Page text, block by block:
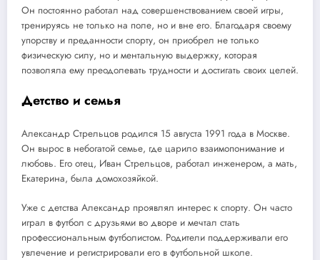
Он постоянно работал над совершенствованием своей игры,
тренируясь не только на поле, но и вне его. Благодаря своему
упорству и преданности спорту, он приобрел не только
физическую силу, но и ментальную выдержку, которая
позволяла ему преодолевать трудности и достигать своих целей.
Детство и семья
Александр Стрельцов родился 15 августа 1991 года в Москве.
Он вырос в небогатой семье, где царило взаимопонимание и
любовь. Его отец, Иван Стрельцов, работал инженером, а мать,
Екатерина, была домохозяйкой.
Уже с детства Александр проявлял интерес к спорту. Он часто
играл в футбол с друзьями во дворе и мечтал стать
профессиональным футболистом. Родители поддерживали его
увлечение и регистрировали его в футбольной школе.